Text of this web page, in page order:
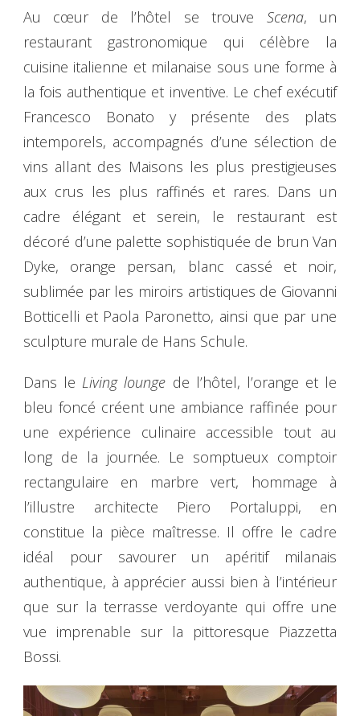
Au cœur de l’hôtel se trouve Scena, un
restaurant gastronomique qui célèbre la
cuisine italienne et milanaise sous une forme à
la fois authentique et inventive. Le chef exécutif
Francesco Bonato y présente des plats
intemporels, accompagnés d’une sélection de
vins allant des Maisons les plus prestigieuses
aux crus les plus raffinés et rares. Dans un
cadre élégant et serein, le restaurant est
décoré d’une palette sophistiquée de brun Van
Dyke, orange persan, blanc cassé et noir,
sublimée par les miroirs artistiques de Giovanni
Botticelli et Paola Paronetto, ainsi que par une
sculpture murale de Hans Schule.
Dans le Living lounge de l’hôtel, l’orange et le
bleu foncé créent une ambiance raffinée pour
une expérience culinaire accessible tout au
long de la journée. Le somptueux comptoir
rectangulaire en marbre vert, hommage à
l’illustre architecte Piero Portaluppi, en
constitue la pièce maîtresse. Il offre le cadre
idéal pour savourer un apéritif milanais
authentique, à apprécier aussi bien à l’intérieur
que sur la terrasse verdoyante qui offre une
vue imprenable sur la pittoresque Piazzetta
Bossi.